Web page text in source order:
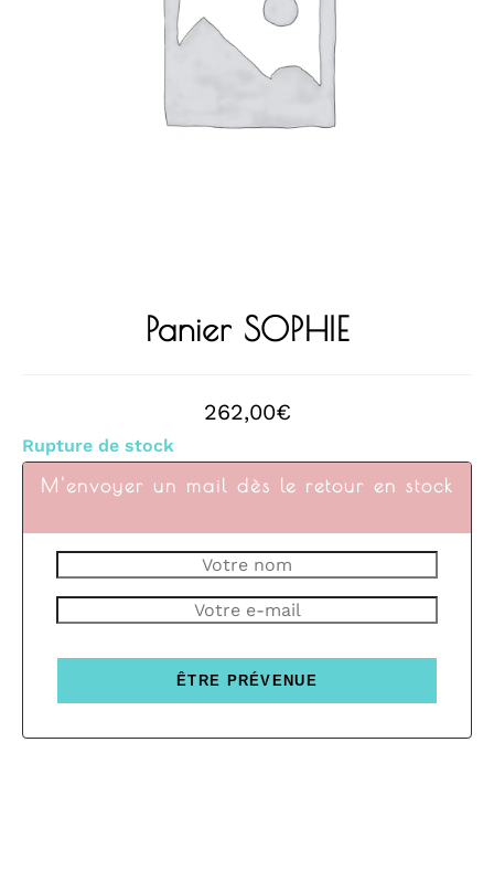
Panier SOPHIE
262,00€
Rupture de stock
M'envoyer un mail dès le retour en stock
ÊTRE PRÉVENUE